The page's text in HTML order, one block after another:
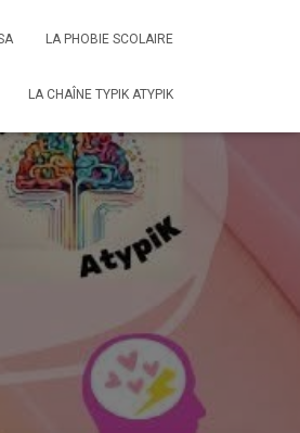
LA PHOBIE SCOLAIRE
LA CHAÎNE TYPIK ATYPIK